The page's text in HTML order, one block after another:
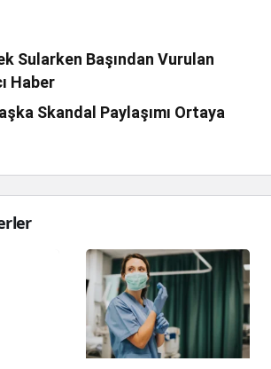
Sularken Başından Vurulan
Haber
Skandal Paylaşımı Ortaya